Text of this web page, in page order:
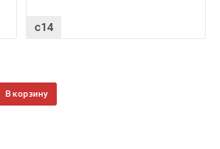
с14
В корзину